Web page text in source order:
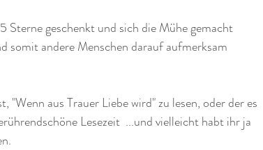
Sterne geschenkt und sich die Mühe gemacht
somit andere Menschen darauf aufmerksam
aus Trauer Liebe wird" zu lesen, oder der es
Lesezeit  ...und vielleicht habt ihr ja